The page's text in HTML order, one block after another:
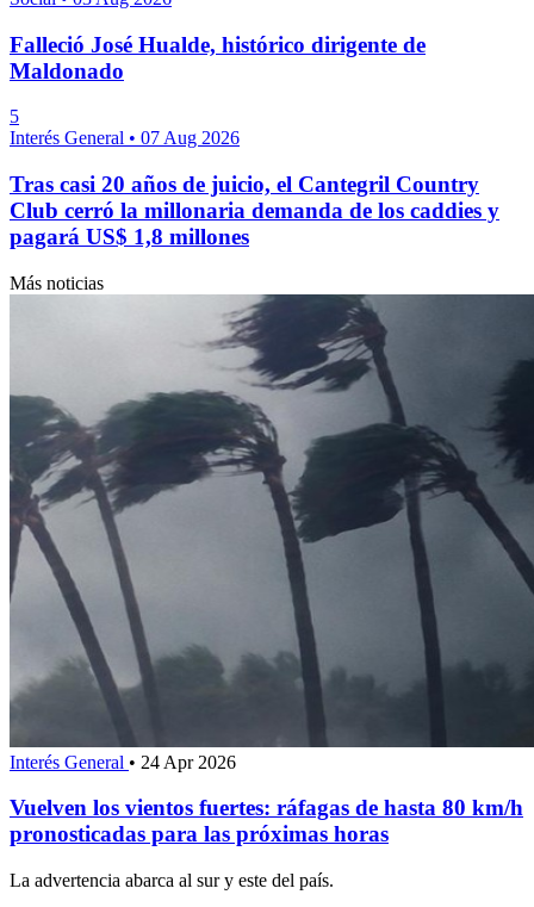
Falleció José Hualde, histórico dirigente de
Maldonado
5
Interés General • 07 Aug 2026
Tras casi 20 años de juicio, el Cantegril Country
Club cerró la millonaria demanda de los caddies y
pagará US$ 1,8 millones
Más noticias
Interés General • 24 Apr 2026
Vuelven los vientos fuertes: ráfagas de hasta 80 km/h
pronosticadas para las próximas horas
La advertencia abarca al sur y este del país.